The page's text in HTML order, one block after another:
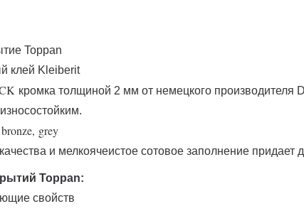
Toppan
клей Kleiberit
кромка толщиной 2 мм от немецкого производителя
grey
и мелкоячеистое сотовое заполнение
Toppan:
свойств